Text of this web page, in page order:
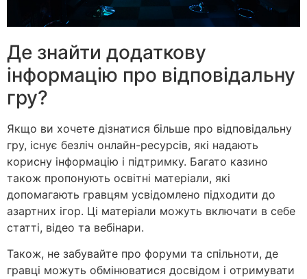
Де знайти додаткову
інформацію про відповідальну
гру?
Якщо ви хочете дізнатися більше про відповідальну
гру, існує безліч онлайн-ресурсів, які надають
корисну інформацію і підтримку. Багато казино
також пропонують освітні матеріали, які
допомагають гравцям усвідомлено підходити до
азартних ігор. Ці матеріали можуть включати в себе
статті, відео та вебінари.
Також, не забувайте про форуми та спільноти, де
гравці можуть обмінюватися досвідом і отримувати